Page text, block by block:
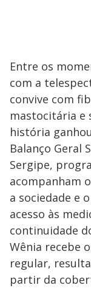
Entre os
com a
convive com
mastocitária e
história
Balanço Geral
Sergipe,
acompanham
a sociedade e
acesso às
continuidade
Wênia recebe
regular,
partir da